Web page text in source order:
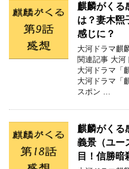
麒麟がくる
は？妻木煕
感じに？
大河ドラマ麒
関連記事 大河
大河ドラマ「
大河ドラマ「
スポン …
麒麟がくる
義景（ユー
目！信勝